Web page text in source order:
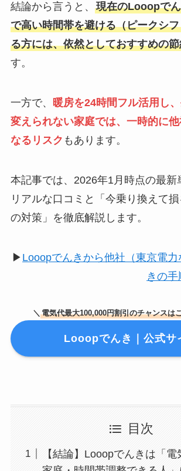
結論から言うと、 現在のLooopで
で高い時間帯を避ける（ピークシ
る方には、依然としておすすめの
す。
一方で、 暖房を24時間フル活用し
変えられない家庭では、一時的に
なるリスク もあります。
本記事では、2026年1月時点の最新
リアルな口コミと「今乗り換えて
の対策」を徹底解説します。
▶ Looopでんきから他社（東京電力
きの
＼ 電気代最大100,000円割引のチャンスは
Looopでんき｜公式サ
目次
【結論】Looopでんきは「電